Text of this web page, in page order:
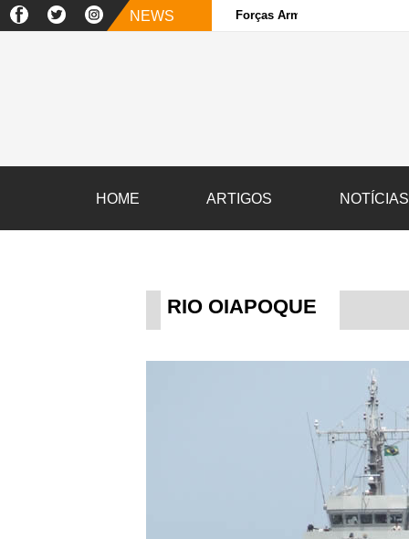
NEWS Forças Armadas e sociedade
HOME ARTIGOS NOTÍCIAS
RIO OIAPOQUE